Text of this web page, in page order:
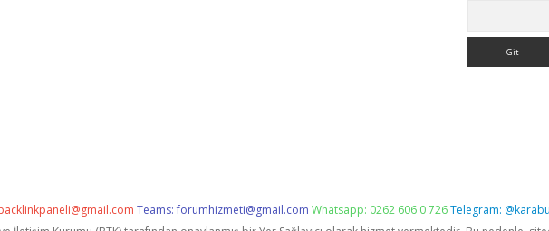
Teams:forumhizmeti@gmail.com Whatsapp: 0262 606 0 726Telegram: